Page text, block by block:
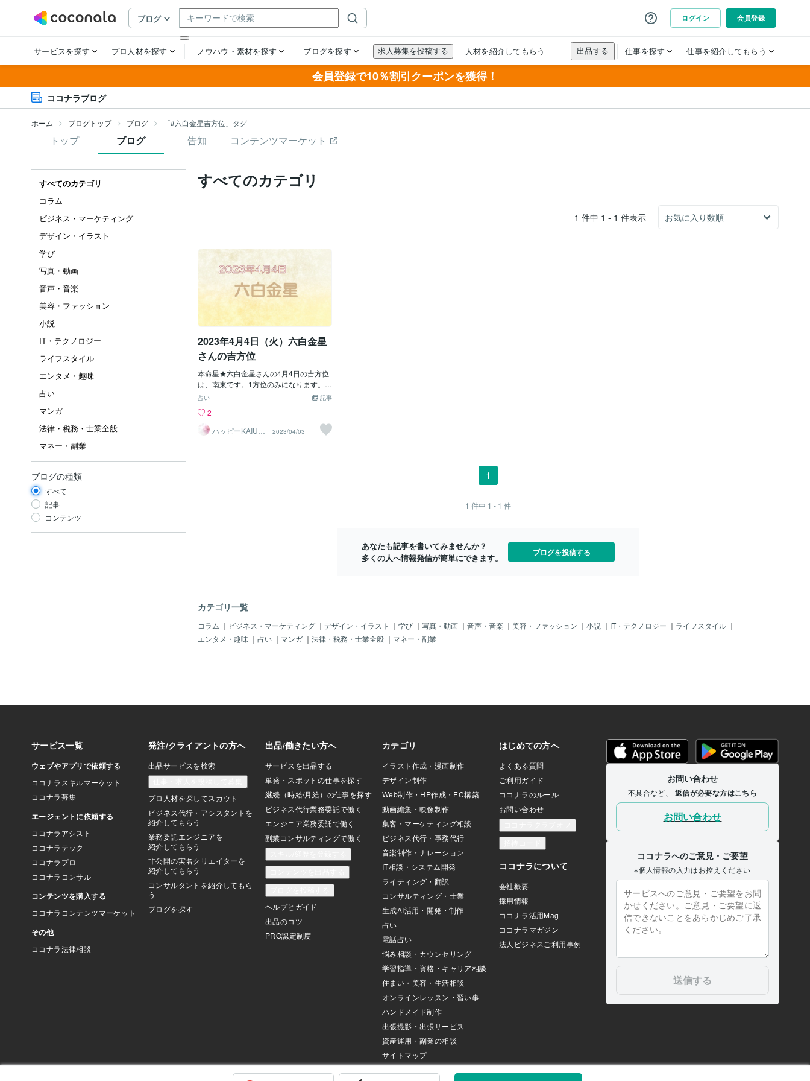
会員登録で10％割引クーポンを獲得！
ココナラブログ
ホーム ブログトップ ブログ 「#六白金星吉方位」タグ
トップ ブログ 告知 コンテンツマーケット
すべてのカテゴリ
コラム
ビジネス・マーケティング
デザイン・イラスト
学び
写真・動画
音声・音楽
美容・ファッション
小説
IT・テクノロジー
ライフスタイル
エンタメ・趣味
占い
マンガ
法律・税務・士業全般
マネー・副業
ブログの種類
すべて
記事
コンテンツ
すべてのカテゴリ
1 件中 1 - 1 件表示
2023年4月4日（火）六白金星
さんの吉方位
本命星★六白金星さんの4月4日の吉方位
は、南東です。1方位のみになります。日
盤吉方は、その日の吉方位になりますの
より効果的に吉効果を得たいのであれ
ば、早朝や午前中に家を出るのがお勧め
です。午後に比べると、午前中はまだ空
記事
占い
2
ハッピーKAIUN
2023/04/03
1
1 件中 1 - 1 件
あなたも記事を書いてみませんか？
多くの人へ情報発信が簡単にできます。
ブログを投稿する
カテゴリ一覧
コラム ｜ ビジネス・マーケティング ｜ デザイン・イラスト ｜ 学び ｜ 写真・動画 ｜ 音声・音楽 ｜ 美容・ファッション ｜ 小説 ｜ IT・テクノロジー ｜ ライフスタイル ｜
エンタメ・趣味 ｜ 占い ｜ マンガ ｜ 法律・税務・士業全般 ｜ マネー・副業